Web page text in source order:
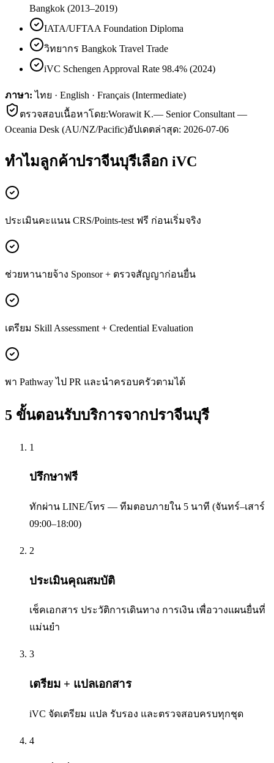
Bangkok (2013–2019)
IATA/UFTAA Foundation Diploma
วิทยากร Bangkok Travel Trade
iVC Schengen Approval Rate 98.4% (2024)
ภาษา: ไทย · English · Français (Intermediate)
ตรวจสอบเนื้อหาโดย:Worawit K.— Senior Consultant —
Oceania Desk (AU/NZ/Pacific)อัปเดตล่าสุด: 2026-07-06
ทำไมลูกค้าปราจีนบุรีเลือก iVC
ประเมินคะแนน CRS/Points-test ฟรี ก่อนเริ่มจริง
ช่วยหานายจ้าง Sponsor + ตรวจสัญญาก่อนยื่น
เตรียม Skill Assessment + Credential Evaluation
พา Pathway ไป PR และนำครอบครัวตามได้
5 ขั้นตอนรับบริการจากปราจีนบุรี
1
ปรึกษาฟรี
ทักผ่าน LINE/โทร — ทีมตอบภายใน 5 นาที (จันทร์–เสาร์
09:00–18:00)
2
ประเมินคุณสมบัติ
เช็คเอกสาร ประวัติการเดินทาง การเงิน เพื่อวางแผนยื่นที่
แม่นยำ
3
เตรียม + แปลเอกสาร
iVC จัดเตรียม แปล รับรอง และตรวจสอบครบทุกชุด
4